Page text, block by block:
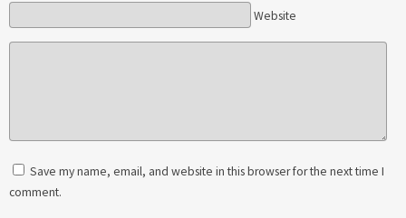
Website
Save my name, email, and website in this browser for the next time I
comment.